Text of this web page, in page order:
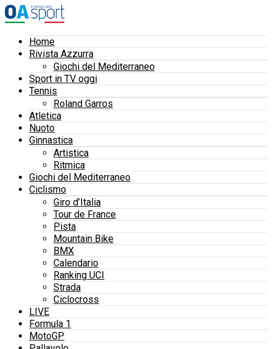
Home
Rivista Azzurra
Giochi del Mediterraneo
Sport in TV oggi
Tennis
Roland Garros
Atletica
Nuoto
Ginnastica
Artistica
Ritmica
Giochi del Mediterraneo
Ciclismo
Giro d’Italia
Tour de France
Pista
Mountain Bike
BMX
Calendario
Ranking UCI
Strada
Ciclocross
LIVE
Formula 1
MotoGP